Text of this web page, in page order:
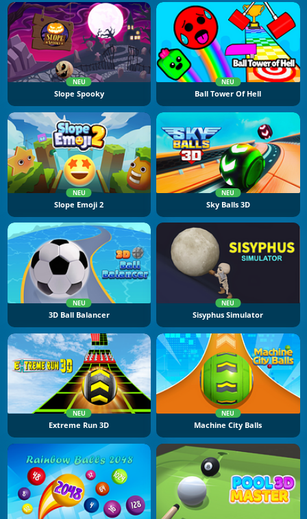
NEU
Slope Spooky
NEU
Ball Tower Of Hell
NEU
Slope Emoji 2
NEU
Sky Balls 3D
NEU
3D Ball Balancer
NEU
Sisyphus Simulator
NEU
Extreme Run 3D
NEU
Machine City Balls